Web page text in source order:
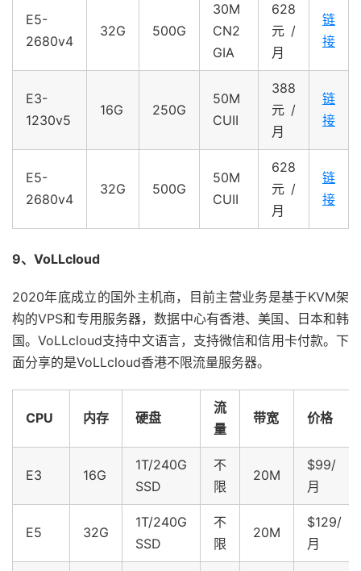
E5-
2680v4
32G 500G
30M
CN2
GIA
628
元/
月
链
接
E3-
1230v5
16G 250G
50M
CUII
388
元/
月
链
接
E5-
2680v4
32G 500G
50M
CUII
628
元/
月
链
接
9、VoLLcloud
2020年底成立的国外主机商，目前主营业务是基于KVM架
构的VPS和专用服务器，数据中心有香港、美国、日本和韩
国。VoLLcloud支持中文语言，支持微信和信用卡付款。下
面分享的是VoLLcloud香港不限流量服务器。
CPU 内存 硬盘
流
量
带宽 价格
E3 16G
1T/240G
SSD
不
限
20M
$99/
月
E5 32G
1T/240G
SSD
不
限
20M
$129/
月